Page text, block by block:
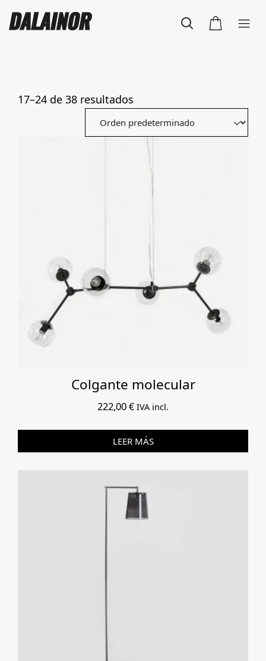
17–24 de 38 resultados
Colgante molecular
222,00€ IVA incl.
LEER MÁS